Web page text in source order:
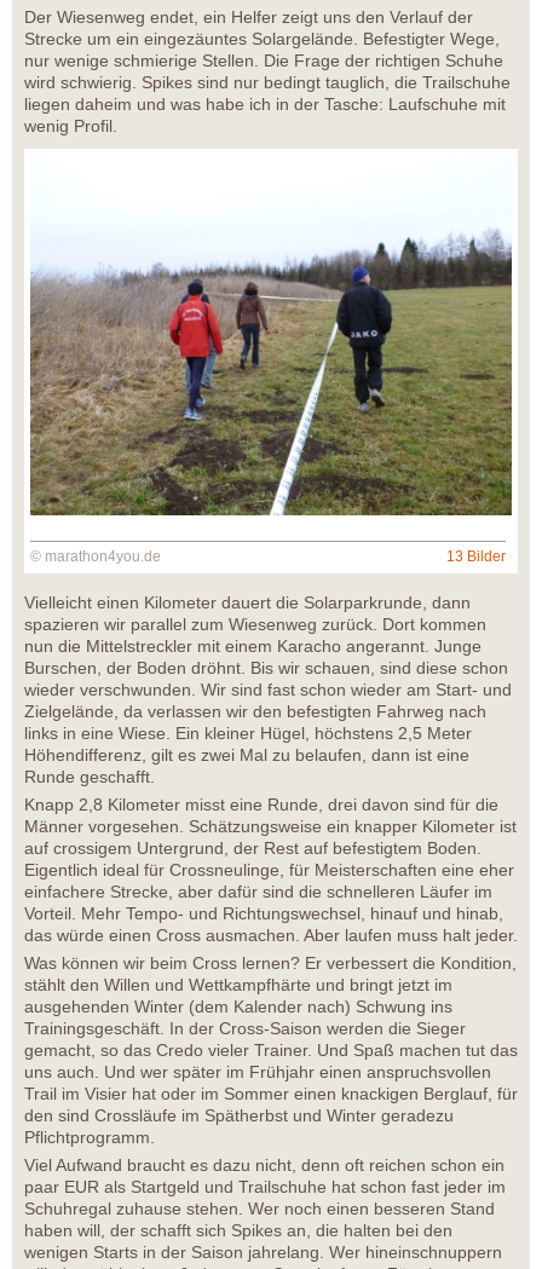
Der Wiesenweg endet, ein Helfer zeigt uns den Verlauf der
Strecke um ein eingezäuntes Solargelände. Befestigter Wege,
nur wenige schmierige Stellen. Die Frage der richtigen Schuhe
wird schwierig. Spikes sind nur bedingt tauglich, die Trailschuhe
liegen daheim und was habe ich in der Tasche: Laufschuhe mit
wenig Profil.
© marathon4you.de 13 Bilder
Vielleicht einen Kilometer dauert die Solarparkrunde, dann
spazieren wir parallel zum Wiesenweg zurück. Dort kommen
nun die Mittelstreckler mit einem Karacho angerannt. Junge
Burschen, der Boden dröhnt. Bis wir schauen, sind diese schon
wieder verschwunden. Wir sind fast schon wieder am Start- und
Zielgelände, da verlassen wir den befestigten Fahrweg nach
links in eine Wiese. Ein kleiner Hügel, höchstens 2,5 Meter
Höhendifferenz, gilt es zwei Mal zu belaufen, dann ist eine
Runde geschafft.
Knapp 2,8 Kilometer misst eine Runde, drei davon sind für die
Männer vorgesehen. Schätzungsweise ein knapper Kilometer ist
auf crossigem Untergrund, der Rest auf befestigtem Boden.
Eigentlich ideal für Crossneulinge, für Meisterschaften eine eher
einfachere Strecke, aber dafür sind die schnelleren Läufer im
Vorteil. Mehr Tempo- und Richtungswechsel, hinauf und hinab,
das würde einen Cross ausmachen. Aber laufen muss halt jeder.
Was können wir beim Cross lernen? Er verbessert die Kondition,
stählt den Willen und Wettkampfhärte und bringt jetzt im
ausgehenden Winter (dem Kalender nach) Schwung ins
Trainingsgeschäft. In der Cross-Saison werden die Sieger
gemacht, so das Credo vieler Trainer. Und Spaß machen tut das
uns auch. Und wer später im Frühjahr einen anspruchsvollen
Trail im Visier hat oder im Sommer einen knackigen Berglauf, für
den sind Crossläufe im Spätherbst und Winter geradezu
Pflichtprogramm.
Viel Aufwand braucht es dazu nicht, denn oft reichen schon ein
paar EUR als Startgeld und Trailschuhe hat schon fast jeder im
Schuhregal zuhause stehen. Wer noch einen besseren Stand
haben will, der schafft sich Spikes an, die halten bei den
wenigen Starts in der Saison jahrelang. Wer hineinschnuppern